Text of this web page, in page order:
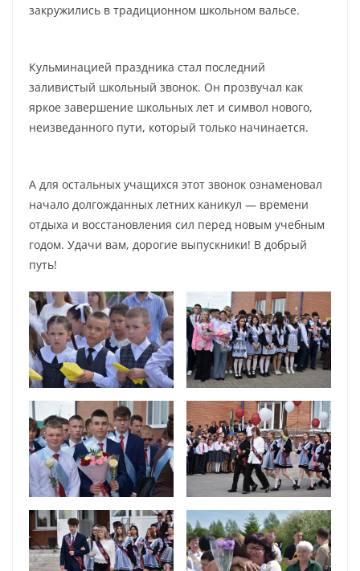
закружились в традиционном школьном вальсе.
Кульминацией праздника стал последний
заливистый школьный звонок. Он прозвучал как
яркое завершение школьных лет и символ нового,
неизведанного пути, который только начинается.
А для остальных учащихся этот звонок ознаменовал
начало долгожданных летних каникул — времени
отдыха и восстановления сил перед новым учебным
годом. Удачи вам, дорогие выпускники! В добрый
путь!